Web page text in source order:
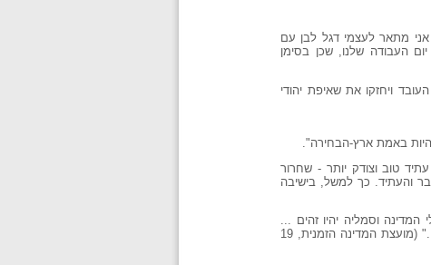
מתאר לעצמי דגל לבן עם
העבודה שלנו, שכן בסימן
ויחזקו את שאיפת יהודי
באמת ארץ-הבחירה".
טוב וצודק יותר - שחרור
והעתיד. כך למשל, בישיבה
המדינה וסמליה יהיו זהים ...
בסמלים שהמדינה תצטרך לקבוע אותם, נבטא את היסוד הלאומי שמקשר אותנו עם הסמלים שהיו בעם ושישנם." (מועצת המדינה הזמנית, 19